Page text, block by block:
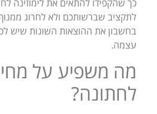
כך שהקפידו להתאים את לימוזינה
לתקציב שברשותכם ולא לחרוג
בחשבון את ההוצאות השונות שיש
עצמה.
מה משפיע על
לחתונה?